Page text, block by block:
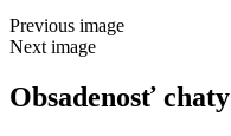
Previous image
Next image
Obsadenosť chaty